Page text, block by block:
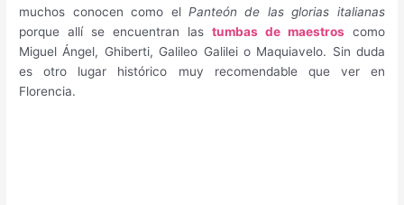
muchos conocen como el Panteón de las glorias italianas
porque allí se encuentran las tumbas de maestroscomo
Miguel Ángel, Ghiberti, Galileo Galilei o Maquiavelo. Sin duda
es otro lugar histórico muy recomendable que ver en
Florencia.